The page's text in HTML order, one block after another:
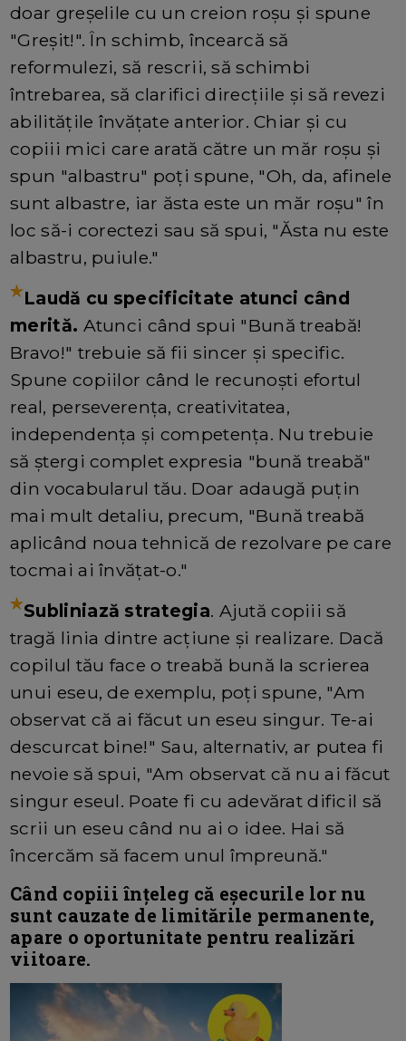
doar greșelile cu un creion roșu și spune
"Greșit!". În schimb, încearcă să
reformulezi, să rescrii, să schimbi
întrebarea, să clarifici direcțiile și să revezi
abilitățile învățate anterior. Chiar și cu
copiii mici care arată către un măr roșu și
spun "albastru" poți spune, "Oh, da, afinele
sunt albastre, iar ăsta este un măr roșu" în
loc să-i corectezi sau să spui, "Ăsta nu este
albastru, puiule."
Laudă cu specificitate atunci când
merită. Atunci când spui "Bună treabă!
Bravo!" trebuie să fii sincer și specific.
Spune copiilor când le recunoști efortul
real, perseverența, creativitatea,
independența și competența. Nu trebuie
să ștergi complet expresia "bună treabă"
din vocabularul tău. Doar adaugă puțin
mai mult detaliu, precum, "Bună treabă
aplicând noua tehnică de rezolvare pe care
tocmai ai învățat-o."
Subliniază strategia. Ajută copiii să
tragă linia dintre acțiune și realizare. Dacă
copilul tău face o treabă bună la scrierea
unui eseu, de exemplu, poți spune, "Am
observat că ai făcut un eseu singur. Te-ai
descurcat bine!" Sau, alternativ, ar putea fi
nevoie să spui, "Am observat că nu ai făcut
singur eseul. Poate fi cu adevărat dificil să
scrii un eseu când nu ai o idee. Hai să
încercăm să facem unul împreună."
Când copiii înțeleg că eșecurile lor nu
sunt cauzate de limitările permanente,
apare o oportunitate pentru realizări
viitoare.